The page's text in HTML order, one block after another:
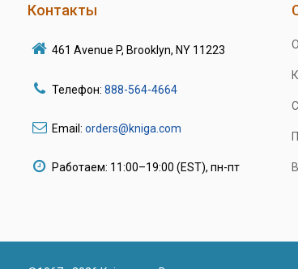
Контакты
461 Avenue P, Brooklyn, NY 11223
Телефон: 888-564-4664
Email: orders@kniga.com
Работаем: 11:00–19:00 (EST), пн-пт